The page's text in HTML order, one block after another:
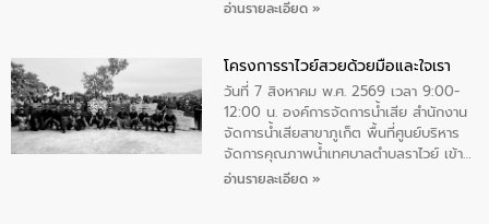
ทองคำและประกาศเกียรติคุณให้แก่ กำนัน
ผู้ใหญ่บ้านยอดเยี่ยม พร้อมกล่าวชื่นชม ให้
โอวาท และมอบนโยบาย
อ่านรายละเอียด »
โครงการราไวย์สวยด้วยมือและใจเรา
วันที่ 7 สิงหาคม พ.ศ. 2569 เวลา 9:00-
12:00 น. องค์การจัดการน้ำเสีย สำนักงาน
จัดการน้ำเสียสาขาภูเก็ต พื้นที่ศูนย์บริหาร
จัดการคุณภาพน้ำเทศบาลตำบลราไวย์ เข้า
ร่วมโครงการราไวย์สวยด้วยมือและใจเรา
อ่านรายละเอียด »